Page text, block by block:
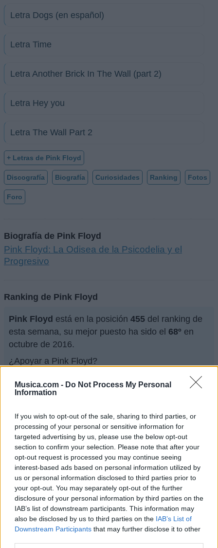
Musica.com - Do Not Process My Personal
Information
If you wish to opt-out of the sale, sharing to third parties, or
processing of your personal or sensitive information for
targeted advertising by us, please use the below opt-out
section to confirm your selection. Please note that after your
opt-out request is processed you may continue seeing
interest-based ads based on personal information utilized by
us or personal information disclosed to third parties prior to
your opt-out. You may separately opt-out of the further
disclosure of your personal information by third parties on the
IAB’s list of downstream participants. This information may
also be disclosed by us to third parties on the IAB’s List of
Downstream Participants that may further disclose it to other
Letra Dogs (en español)
Letra Time
Letra Another Brick In The Wall (part 2)
Letra Hey you
Letra The Wall Part 2
+ Letras de Pink Floyd
Discografía Biografía Curiosidades Ranking Fotos
Foro
Biografía de Pink Floyd
Pink Floyd: La Odisea de la Psicodelia y el
Progresivo
Ranking de Pink Floyd
Pink Floyd está en la posición 455 del ranking de
esta semana, su mejor puesto ha sido el 68º en
octubre de 2016.
¿Apoyar a Pink Floyd?